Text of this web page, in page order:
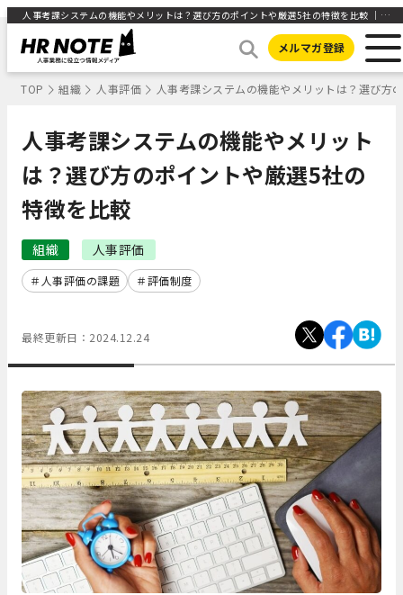
人事考課システムの機能やメリットは？選び方のポイントや厳選5社の特徴を比較 ｜HR NOTE
メルマガ登録
TOP 組織 人事評価 人事考課システムの機能やメリットは？選び方
人事考課システムの機能やメリット
は？選び方のポイントや厳選5社の
特徴を比較
組織 人事評価
人事評価の課題 評価制度
最終更新日： 2024.12.24